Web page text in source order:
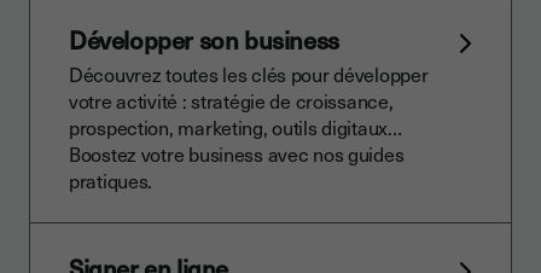
Développer son business
Découvrez toutes les clés pour développer
votre activité : stratégie de croissance,
prospection, marketing, outils digitaux…
Boostez votre business avec nos guides
pratiques.